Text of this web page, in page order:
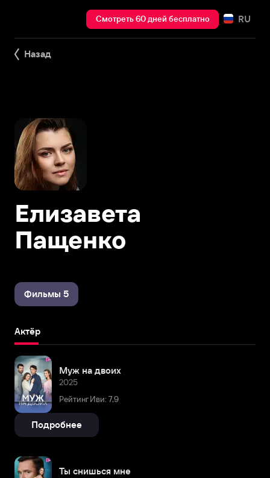
Смотреть 60 дней бесплатно RU
Назад
Елизавета
Пащенко
Фильмы 5
Актёр
Муж на двоих
2025
Рейтинг Иви: 7,9
Подробнее
Ты снишься мне